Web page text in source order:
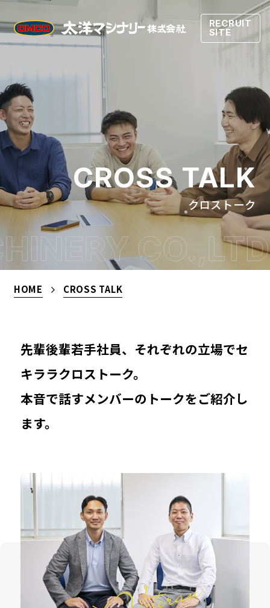
RECRUIT
SITE
CROSS TALK
クロストーク
HOME CROSS TALK
先輩後輩若手社員、それぞれの立場でセ
キララクロストーク。
本音で話すメンバーのトークをご紹介し
ます。